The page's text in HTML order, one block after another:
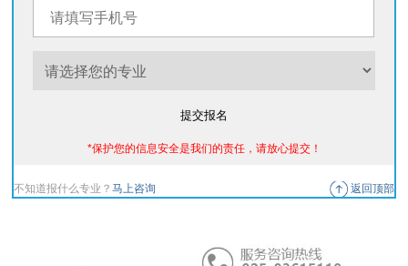
提交报名
*保护您的信息安全是我们的责任，请放心提交！
不知道报什么专业？ 马上咨询 返回顶部